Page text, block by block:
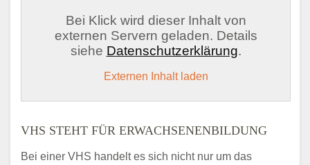
Bei Klick wird dieser Inhalt von
externen Servern geladen. Details
siehe Datenschutzerklärung.
Externen Inhalt laden
VHS STEHT FÜR ERWACHSENENBILDUNG
Bei einer VHS handelt es sich nicht nur um das